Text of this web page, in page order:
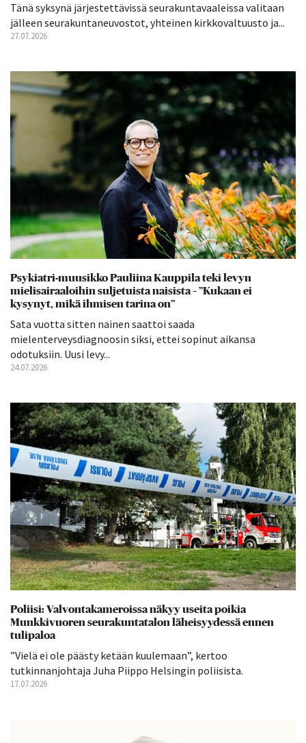
Tänä syksynä järjestettävissä seurakuntavaaleissa valitaan
jälleen seurakuntaneuvostot, yhteinen kirkkovaltuusto ja...
27.07.2026
Psykiatri-muusikko Pauliina Kauppila teki levyn
mielisairaaloihin suljetuista naisista – ”Kukaan ei
kysynyt, mikä ihmisen tarina on”
Sata vuotta sitten nainen saattoi saada
mielenterveysdiagnoosin siksi, ettei sopinut aikansa
odotuksiin. Uusi levy...
24.07.2026
Poliisi: Valvontakameroissa näkyy useita poikia
Munkkivuoren seurakuntatalon läheisyydessä ennen
tulipaloa
”Vielä ei ole päästy ketään kuulemaan”, kertoo
tutkinnanjohtaja Juha Piippo Helsingin poliisista.
17.07.2026